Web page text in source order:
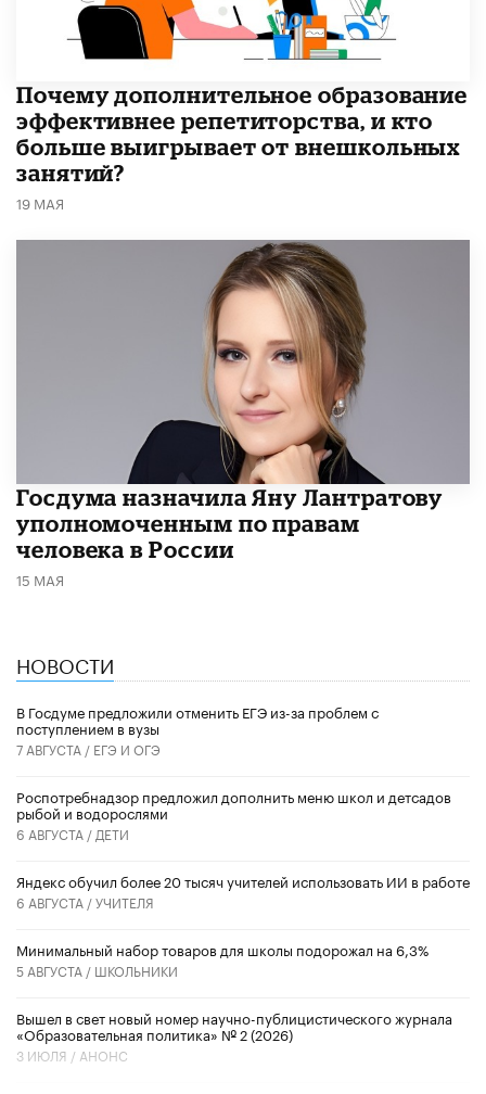
​Почему дополнительное образование
эффективнее репетиторства, и кто
больше выигрывает от внешкольных
занятий?
19 МАЯ
Госдума назначила Яну Лантратову
уполномоченным по правам
человека в России
15 МАЯ
НОВОСТИ
В Госдуме предложили отменить ЕГЭ из-за проблем с
поступлением в вузы
7 АВГУСТА / ЕГЭ И ОГЭ
Роспотребнадзор предложил дополнить меню школ и детсадов
рыбой и водорослями
6 АВГУСТА / ДЕТИ
​Яндекс обучил более 20 тысяч учителей использовать ИИ в работе
6 АВГУСТА /УЧИТЕЛЯ
Минимальный набор товаров для школы подорожал на 6,3%
5 АВГУСТА / ШКОЛЬНИКИ
Вышел в свет новый номер научно-публицистического журнала
«Образовательная политика» № 2 (2026)
3 ИЮЛЯ / АНОНС